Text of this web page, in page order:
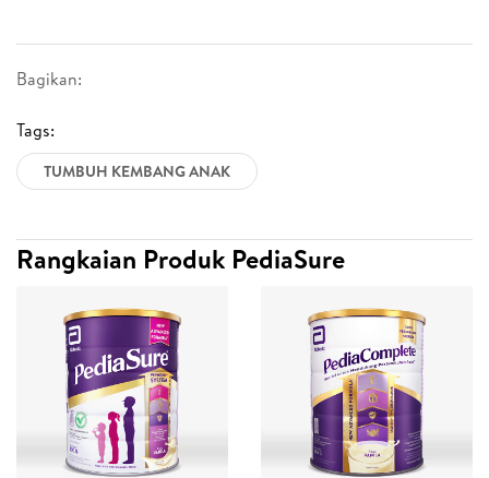
Bagikan:
Tags:
TUMBUH KEMBANG ANAK
Rangkaian Produk PediaSure